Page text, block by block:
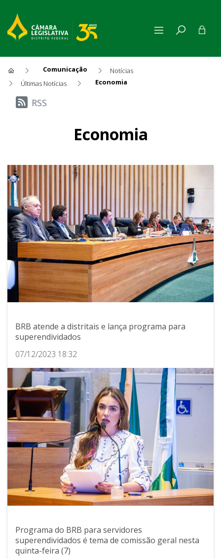
Comunicação
Notícias
Últimas Notícias
Economia
Últimas Notícias
RSS
Economia
BRB atende a distritais e lança programa para
superendividados
07/12/2023 18:32
Programa do BRB para servidores
superendividados é tema de comissão geral nesta
quinta-feira (7)